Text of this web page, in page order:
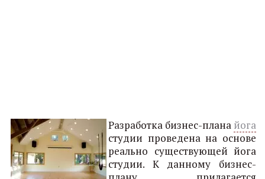
Разработка бизнес-плана йога
студии проведена на основе
реально существующей йога
студии. К данному бизнес-